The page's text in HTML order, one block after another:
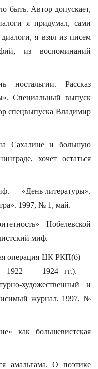
быть. Автор допускает,
я придумал, сами
я взял из писем
из воспоминаний
ностальгии. Рассказ
Специальный выпуск
спецвыпуска Владимир
Сахалине и большую
хочет остаться
— «День литературы».
1997, № 1, май.
Нобелевской
миф.
операция ЦК РКП(б) —
1922 — 1924 гг.). —
художественный и
журнал. 1997, №
как большевистская
амальгама. О поэтике